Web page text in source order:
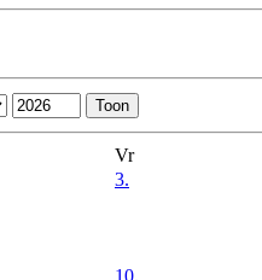
Vr
3.